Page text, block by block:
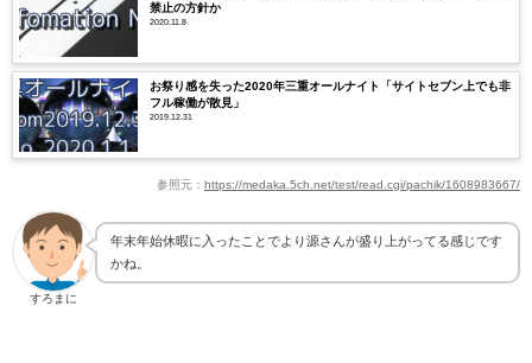
禁止の方針か
2020.11.8
お祭り感を失った2020年三重オールナイト「サイトセブン上でも非
フル稼働が散見」
2019.12.31
参照元： https://medaka.5ch.net/test/read.cgi/pachik/1608983667/
すろまに
年末年始休暇に入ったことでより源さんが盛り上がってる感じです
かね。